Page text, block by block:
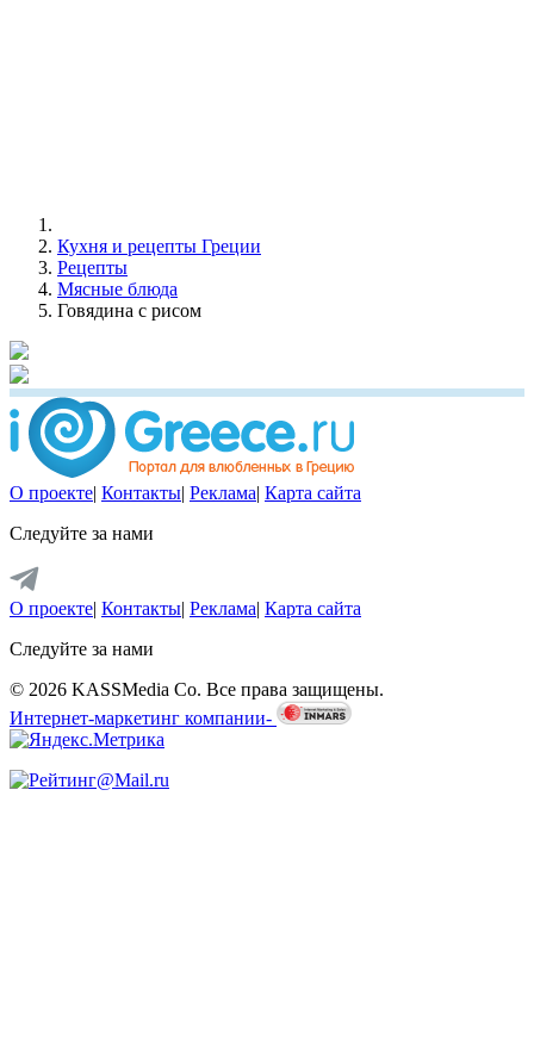
Кухня и рецепты Греции
Рецепты
Мясные блюда
Говядина с рисом
О проекте| Контакты| Реклама| Карта сайта
Следуйте за нами
О проекте| Контакты| Реклама| Карта сайта
Следуйте за нами
© 2026 KASSMedia Co. Все права защищены.
Интернет-маркетинг компании-